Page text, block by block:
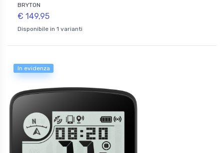
BRYTON
€ 149,95
Disponibile in 1 varianti
In evidenza